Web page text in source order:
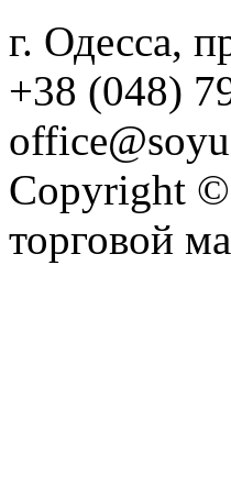
г. Одесса,
+38 (048)
Copyright ©
торговой